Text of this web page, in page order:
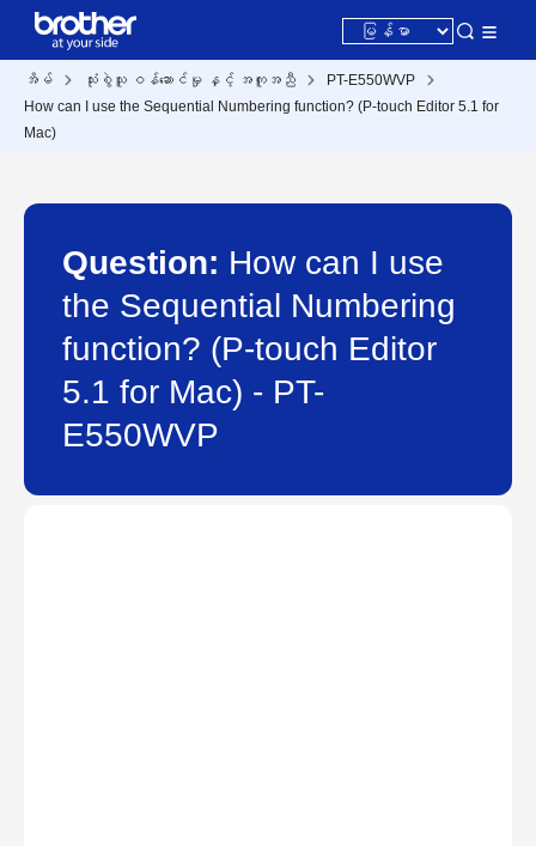
အိမ် သုံးစွဲသူ ဝန်ဆောင်မှု နှင့် အကူအညီ
PT-E550WVP
How can I use the Sequential Numbering function? (P-touch Editor 5.1 for
Mac)
Question: How can I use
the Sequential Numbering
function? (P-touch Editor
5.1 for Mac) - PT-
E550WVP